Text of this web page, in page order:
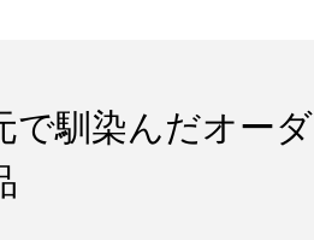
で馴染んだオーダ